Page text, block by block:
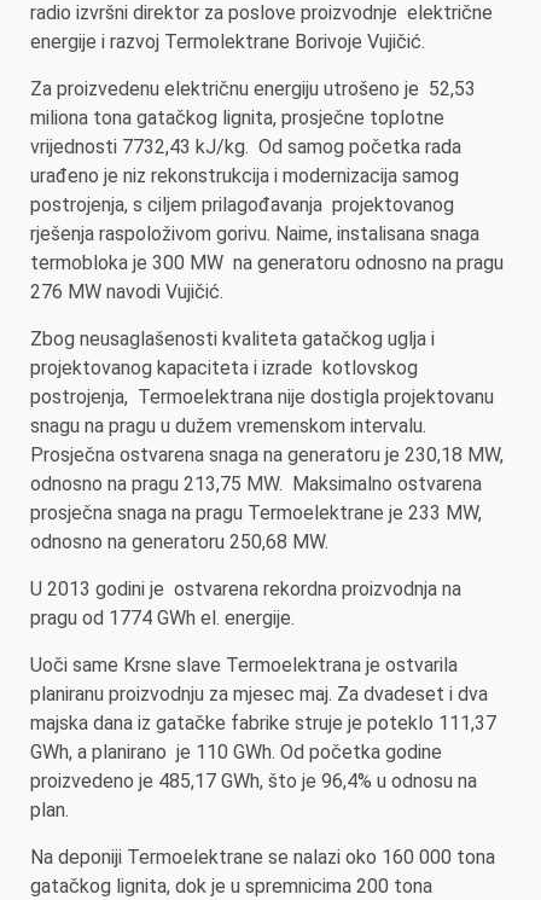
radio izvršni direktor za poslove proizvodnje električne
energije i razvoj Termolektrane Borivoje Vujičić.
Za proizvedenu električnu energiju utrošeno je 52,53
miliona tona gatačkog lignita, prosječne toplotne
vrijednosti 7732,43 kJ/kg. Od samog početka rada
urađeno je niz rekonstrukcija i modernizacija samog
postrojenja, s ciljem prilagođavanja projektovanog
rješenja raspoloživom gorivu. Naime, instalisana snaga
termobloka je 300 MW na generatoru odnosno na pragu
276 MW navodi Vujičić.
Zbog neusaglašenosti kvaliteta gatačkog uglja i
projektovanog kapaciteta i izrade kotlovskog
postrojenja, Termoelektrana nije dostigla projektovanu
snagu na pragu u dužem vremenskom intervalu.
Prosječna ostvarena snaga na generatoru je 230,18 MW,
odnosno na pragu 213,75 MW. Maksimalno ostvarena
prosječna snaga na pragu Termoelektrane je 233 MW,
odnosno na generatoru 250,68 MW.
U 2013 godini je ostvarena rekordna proizvodnja na
pragu od 1774 GWh el. energije.
Uoči same Krsne slave Termoelektrana je ostvarila
planiranu proizvodnju za mjesec maj. Za dvadeset i dva
majska dana iz gatačke fabrike struje je poteklo 111,37
GWh, a planirano je 110 GWh. Od početka godine
proizvedeno je 485,17 GWh, što je 96,4% u odnosu na
plan.
Na deponiji Termoelektrane se nalazi oko 160 000 tona
gatačkog lignita, dok je u spremnicima 200 tona